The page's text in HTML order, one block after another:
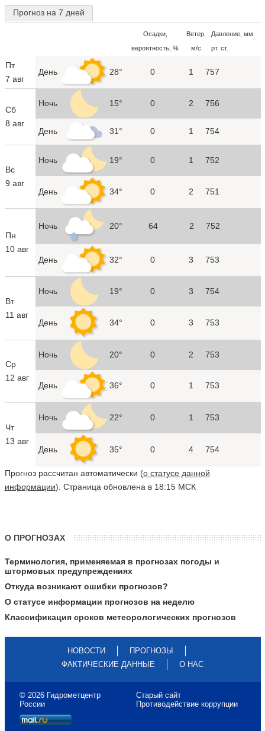
Прогноз на 7 дней
Осадки,
вероятность, %
Ветер,
м/с
Давление, мм
рт. ст.
Пт
7 авг
День 28° 0 1 757
Сб
8 авг
Ночь 15° 0 2 756
День 31° 0 1 754
Вс
9 авг
Ночь 19° 0 1 752
День 34° 0 2 751
Пн
10 авг
Ночь 20° 64 2 752
День 32° 0 3 753
Вт
11 авг
Ночь 19° 0 3 754
День 34° 0 3 753
Ср
12 авг
Ночь 20° 0 2 753
День 36° 0 1 753
Чт
13 авг
Ночь 22° 0 1 753
День 35° 0 4 754
Прогноз рассчитан автоматически (о статусе данной
информации). Страница обновлена в 18:15 МСК
О ПРОГНОЗАХ
Терминология, применяемая в прогнозах погоды и
штормовых предупреждениях
Откуда возникают ошибки прогнозов?
О статусе информации прогнозов на неделю
Классификация сроков метеорологических прогнозов
НОВОСТИ
ПРОГНОЗЫ
ФАКТИЧЕСКИЕ ДАННЫЕ
О НАС
© 2026 Гидрометцентр
России
Старый сайт
Противодействие коррупции